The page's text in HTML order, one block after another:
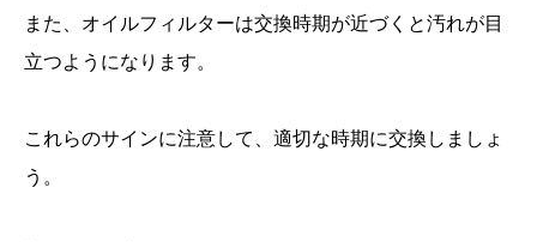
また、オイルフィルターは交換時期が近づくと汚れが目
立つようになります。
これらのサインに注意して、適切な時期に交換しましょ
う。